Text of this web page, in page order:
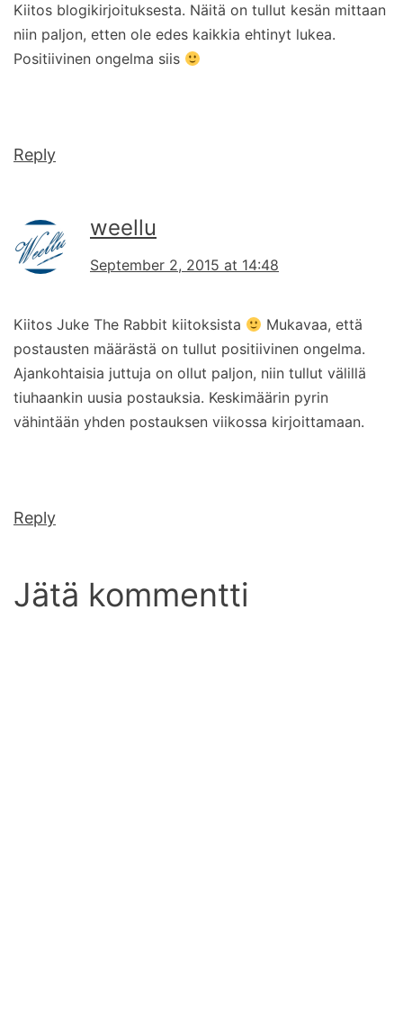
Kiitos blogikirjoituksesta. Näitä on tullut kesän mittaan
niin paljon, etten ole edes kaikkia ehtinyt lukea.
Positiivinen ongelma siis
Reply
weellu
September 2, 2015 at 14:48
Kiitos Juke The Rabbit kiitoksista
Mukavaa, että
postausten määrästä on tullut positiivinen ongelma.
Ajankohtaisia juttuja on ollut paljon, niin tullut välillä
tiuhaankin uusia postauksia. Keskimäärin pyrin
vähintään yhden postauksen viikossa kirjoittamaan.
Reply
Jätä kommentti